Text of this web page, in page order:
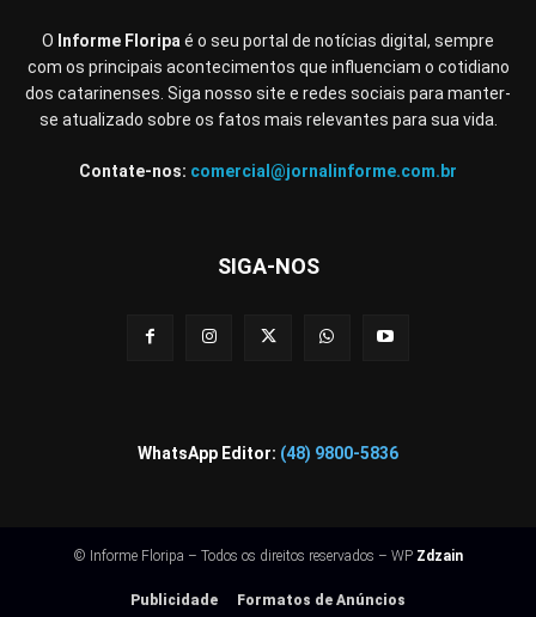
O Informe Floripa é o seu portal de notícias digital, sempre
com os principais acontecimentos que influenciam o cotidiano
dos catarinenses. Siga nosso site e redes sociais para manter-
se atualizado sobre os fatos mais relevantes para sua vida.
Contate-nos: comercial@jornalinforme.com.br
SIGA-NOS
WhatsApp Editor: (48) 9800-5836
© Informe Floripa – Todos os direitos reservados – WP Zdzain
Publicidade Formatos de Anúncios